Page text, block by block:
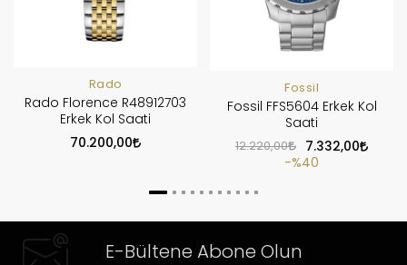
Rado
Rado Florence R48912703
Erkek Kol Saati
70.200,00
Fossil
Fossil FFS5604 Erkek Kol
Saati
12.220,00
7.332,00
%40
E-Bültene Abone Olun